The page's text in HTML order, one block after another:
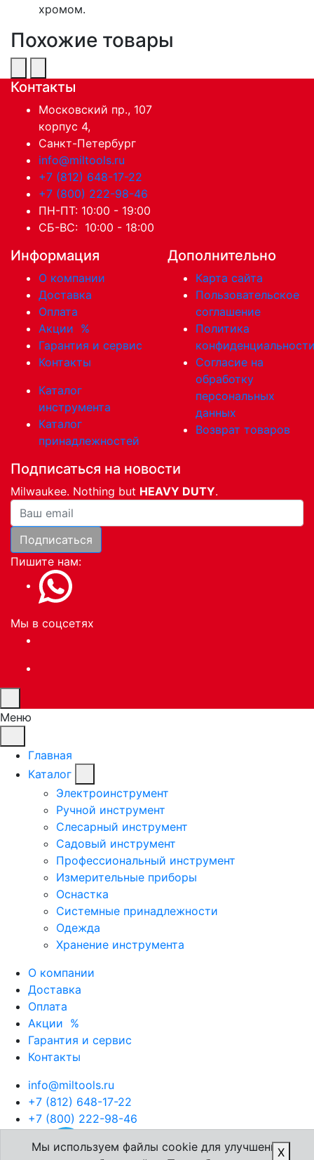
хромом.
Похожие товары
X
Мы используем файлы cookie для улучшения
Контакты
Московский пр., 107
корпус 4,
Санкт-Петербург
info@miltools.ru
+7 (812) 648-17-22
+7 (800) 222-98-46
ПН-ПТ: 10:00 - 19:00
СБ-ВС: 10:00 - 18:00
Информация
О компании
Доставка
Оплата
Акции %
Гарантия и сервис
Контакты
Каталог
инструмента
Каталог
принадлежностей
Дополнительно
Карта сайта
Пользовательское
соглашение
Политика
Согласие на
обработку
персональных
данных
Возврат товаров
Подписаться на новости
Milwaukee. Nothing but HEAVY DUTY.
Ваша почта
Подписаться
Пишите нам:
Мы в соцсетях
Меню
Главная
Каталог
Электроинструмент
Ручной инструмент
Слесарный инструмент
Садовый инструмент
Профессиональный инструмент
Измерительные приборы
Оснастка
Системные принадлежности
Одежда
Хранение инструмента
О компании
Доставка
Оплата
Акции %
Гарантия и сервис
Контакты
info@miltools.ru
+7 (812) 648-17-22
+7 (800) 222-98-46